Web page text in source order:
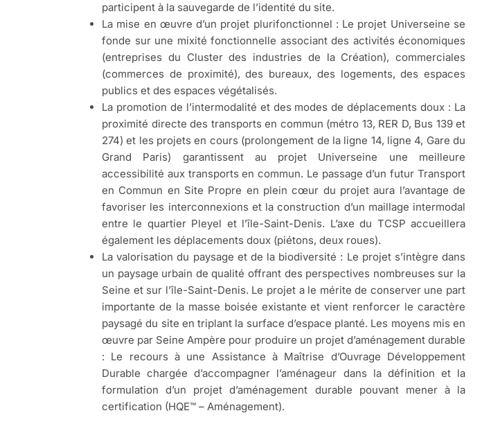
participent à la sauvegarde de l’identité du site.
La mise en œuvre d’un projet plurifonctionnel : Le projet Universeine se
fonde sur une mixité fonctionnelle associant des activités économiques
(entreprises du Cluster des industries de la Création), commerciales
(commerces de proximité), des bureaux, des logements, des espaces
publics et des espaces végétalisés.
La promotion de l’intermodalité et des modes de déplacements doux : La
proximité directe des transports en commun (métro 13, RER D, Bus 139 et
274) et les projets en cours (prolongement de la ligne 14, ligne 4, Gare du
Grand Paris) garantissent au projet Universeine une meilleure
accessibilité aux transports en commun. Le passage d’un futur Transport
en Commun en Site Propre en plein cœur du projet aura l’avantage de
favoriser les interconnexions et la construction d’un maillage intermodal
entre le quartier Pleyel et l’île-Saint-Denis. L’axe du TCSP accueillera
également les déplacements doux (piétons, deux roues).
La valorisation du paysage et de la biodiversité : Le projet s’intègre dans
un paysage urbain de qualité offrant des perspectives nombreuses sur la
Seine et sur l’île-Saint-Denis. Le projet a le mérite de conserver une part
importante de la masse boisée existante et vient renforcer le caractère
paysagé du site en triplant la surface d’espace planté. Les moyens mis en
œuvre par Seine Ampère pour produire un projet d’aménagement durable
: Le recours à une Assistance à Maîtrise d’Ouvrage Développement
Durable chargée d’accompagner l’aménageur dans la définition et la
formulation d’un projet d’aménagement durable pouvant mener à la
certification (HQE™ – Aménagement).